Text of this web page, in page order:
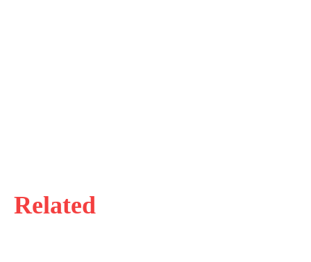
Related